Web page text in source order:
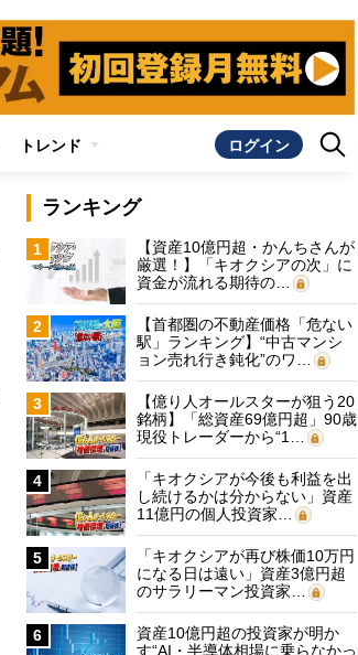
トレンド ログイン
ランキング
1
【資産10億円超・かんちさんが
厳選！】「キオクシアの次」に
資金が流れる期待の…
2
【首都圏の不動産価格「危ない
駅」ランキング】“中古マンシ
ョン売れ行き鈍化”のワ…
3
【億り人オールスターが狙う20
銘柄】「総資産69億円超」90歳
現役トレーダーから“1…
4
「キオクシアが今後も利益を出
し続けるかは分からない」資産
11億円の個人投資家…
5
「キオクシアが再び株価10万円
になる日は遠い」資産3億円超
のサラリーマン投資家…
6
資産10億円超の投資家が明か
す“AI・半導体相場に乗らなかっ